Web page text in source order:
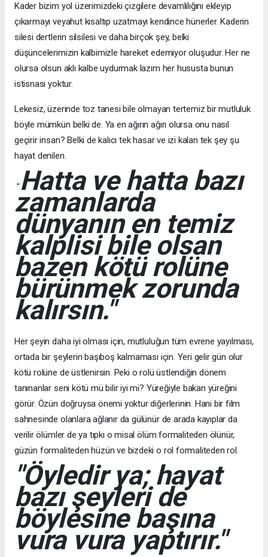
Kader bizim yol üzerimizdeki çizgilere devamlılığını ekleyip
çıkarmayı veyahut kısaltıp uzatmayı kendince hünerler. Kaderin
silesi dertlerin silsilesi ve daha birçok şey, belki
düşüncelerimizin kalbimizle hareket edemiyor oluşudur. Her ne
olursa olsun aklı kalbe uydurmak lazım her hususta bunun
istisnası yoktur.
Lekesiz, üzerinde toz tanesi bile olmayan tertemiz bir mutluluk
böyle mümkün belki de. Ya en ağırın ağırı olursa onu nasıl
geçirir insan? Belki de kalıcı tek hasar ve izi kalan tek şey şu
hayat denilen.
" Hatta ve hatta bazı
zamanlarda
dünyanın en temiz
kalplisi bile olsan
bazen kötü rolüne
bürünmek zorunda
kalırsın."
Her şeyin daha iyi olması için, mutluluğun tüm evrene yayılması,
ortada bir şeylerin başıboş kalmaması için. Yeri gelir gün olur
kötü rolüne de üstlenirsin. Peki o rolü üstlendiğin dönem
tanınanlar seni kötü mü bilir iyi mi? Yüreğiyle bakan yüreğini
görür. Özün doğruysa önemi yoktur diğerlerinin. Hani bir film
sahnesinde olanlara ağlanır da gülünür de arada kayıplar da
verilir ölümler de ya tıpkı o misal ölüm formaliteden ölünür,
güzün formaliteden hüzün ve bizdeki o rol formaliteden rol.
"Öyledir ya; hayat
bazı şeyleri de
böylesine başına
vura vura yaptırır."